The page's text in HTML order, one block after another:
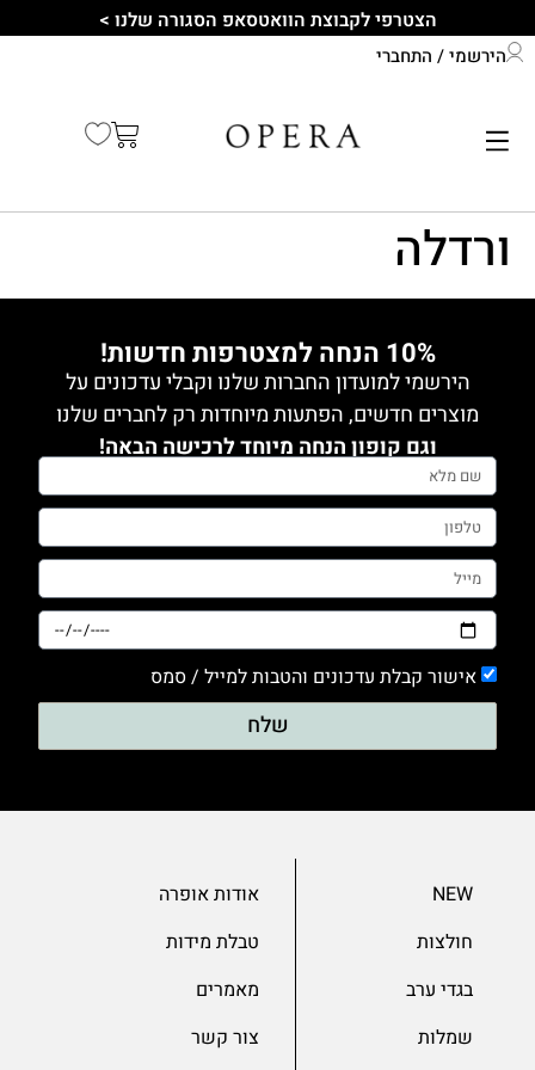
הצטרפי לקבוצת הוואטסאפ הסגורה שלנו >
הירשמי / התחברי
ורדלה
10% הנחה למצטרפות חדשות!
הירשמי למועדון החברות שלנו וקבלי עדכונים על
מוצרים חדשים, הפתעות מיוחדות רק לחברים שלנו
וגם קופון הנחה מיוחד לרכישה הבאה!
אישור קבלת עדכונים והטבות למייל / סמס
שלח
NEW
חולצות
בגדי ערב
שמלות
אודות אופרה
טבלת מידות
מאמרים
צור קשר